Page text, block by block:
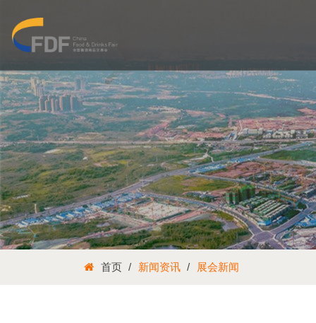
首页 新闻资讯 展会新闻